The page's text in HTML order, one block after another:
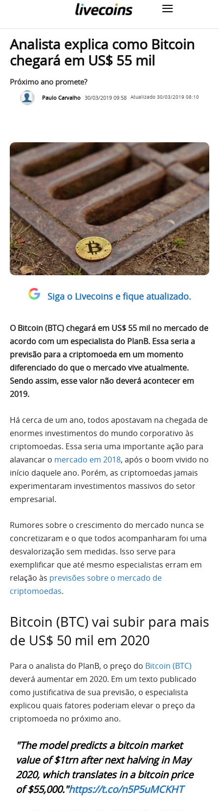
Analista explica como Bitcoin
chegará em US$ 55 mil
Próximo ano promete?
Paulo Carvalho 30/03/2019 09:58 Atualizado 30/03/2019 08:10
Siga o Livecoins e fique atualizado.
O Bitcoin (BTC) chegará em US$ 55 mil no mercado de
acordo com um especialista do PlanB. Essa seria a
previsão para a criptomoeda em um momento
diferenciado do que o mercado vive atualmente.
Sendo assim, esse valor não deverá acontecer em
2019.
Há cerca de um ano, todos apostavam na chegada de
enormes investimentos do mundo corporativo às
criptomoedas. Essa seria uma importante ação para
alavancar o mercado em 2018, após o boom vivido no
início daquele ano. Porém, as criptomoedas jamais
experimentaram investimentos massivos do setor
empresarial.
Rumores sobre o crescimento do mercado nunca se
concretizaram e o que todos acompanharam foi uma
desvalorização sem medidas. Isso serve para
exemplificar que até mesmo especialistas erram em
relação às previsões sobre o mercado de
criptomoedas.
Bitcoin (BTC) vai subir para mais
de US$ 50 mil em 2020
Para o analista do PlanB, o preço do Bitcoin (BTC)
deverá aumentar em 2020. Em um texto publicado
como justificativa de sua previsão, o especialista
explicou quais fatores poderiam elevar o preço da
criptomoeda no próximo ano.
"The model predicts a bitcoin market
value of $1trn after next halving in May
2020, which translates in a bitcoin price
of $55,000."https://t.co/n5P5uMCKHT